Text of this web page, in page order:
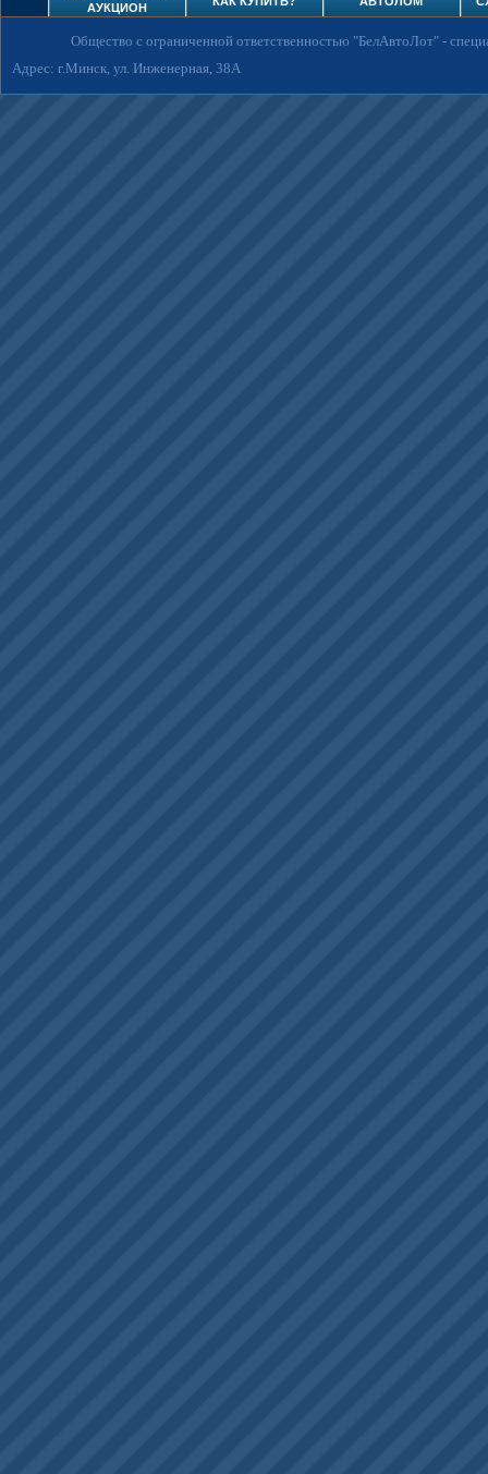
АУКЦИОН
Общество с ограниченной ответственностью "БелАвтоЛот"-
Адрес: г.Минск, ул. Инженерная, 38А